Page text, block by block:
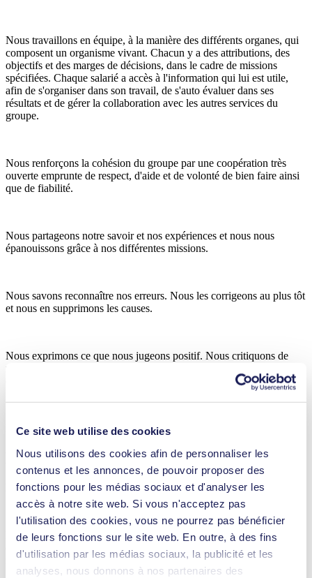
Ce site web utilise des cookies
Nous utilisons des cookies afin de personnaliser les
contenus et les annonces, de pouvoir proposer des
fonctions pour les médias sociaux et d'analyser les
accès à notre site web. Si vous n'acceptez pas
l'utilisation des cookies, vous ne pourrez pas bénéficier
de leurs fonctions sur le site web. En outre, à des fins
d'utilisation par les médias sociaux, la publicité et les
analyses, nous donnons à nos partenaires des
Nous travaillons en équipe, à la manière des différents organes, qui
composent un organisme vivant. Chacun y a des attributions, des
objectifs et des marges de décisions, dans le cadre de missions
spécifiées. Chaque salarié a accès à l'information qui lui est utile,
afin de s'organiser dans son travail, de s'auto évaluer dans ses
résultats et de gérer la collaboration avec les autres services du
groupe.
Nous renforçons la cohésion du groupe par une coopération très
ouverte emprunte de respect, d'aide et de volonté de bien faire ainsi
que de fiabilité.
Nous partageons notre savoir et nos expériences et nous nous
épanouissons grâce à nos différentes missions.
Nous savons reconnaître nos erreurs. Nous les corrigeons au plus tôt
et nous en supprimons les causes.
Nous exprimons ce que nous jugeons positif. Nous critiquons de
manière constructive et nous résolvons les éventuels conflits dès leur
Nous convainquons par notre exemple personnel.
Nos relations avec nos partenaires
Nous sélectionnons avec soin nos partenaires.
Nous établissons avec eux des collaborations sur le long terme, et
dans le but que les deux parties en tirent bénéfice. La compétence, la
fiabilité et l'équité sont des critères importants pour nous.